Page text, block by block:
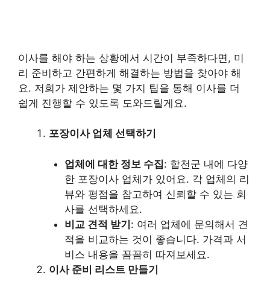
이사를 해야 하는 상황에서 시간이 부족하다면, 미
리 준비하고 간편하게 해결하는 방법을 찾아야 해
요. 저희가 제안하는 몇 가지 팁을 통해 이사를 더
쉽게 진행할 수 있도록 도와드릴게요.
포장이사 업체 선택하기
업체에 대한 정보 수집: 합천군 내에 다양
한 포장이사 업체가 있어요. 각 업체의 리
뷰와 평점을 참고하여 신뢰할 수 있는 회
사를 선택하세요.
비교 견적 받기: 여러 업체에 문의해서 견
적을 비교하는 것이 좋습니다. 가격과 서
비스 내용을 꼼꼼히 따져보세요.
이사 준비 리스트 만들기